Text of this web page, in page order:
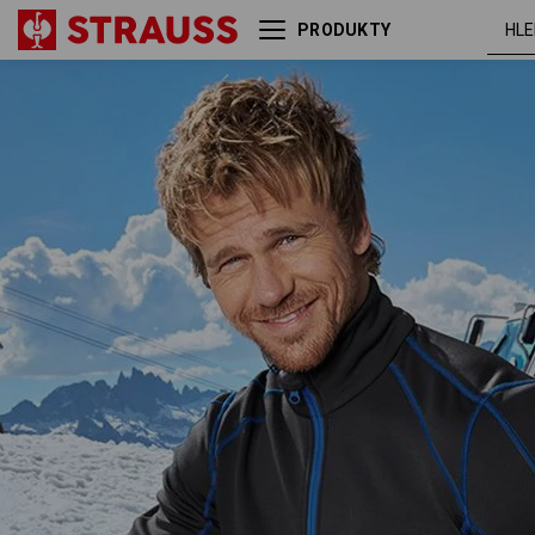
PRODUKTY
Funkční-Troyer thermo
stretch e.s.motion 2020